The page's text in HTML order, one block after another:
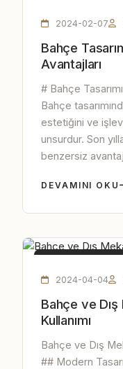
2024-02-07
Bahçe
Avantajları
# Bahçe
Bahçe
estetiğini ve
unsurdur. Son
benzersiz
DEVAMINI OKU
2024-04-04
Bahçe ve
Kullanımı
Bahçe ve Dış
## Modern